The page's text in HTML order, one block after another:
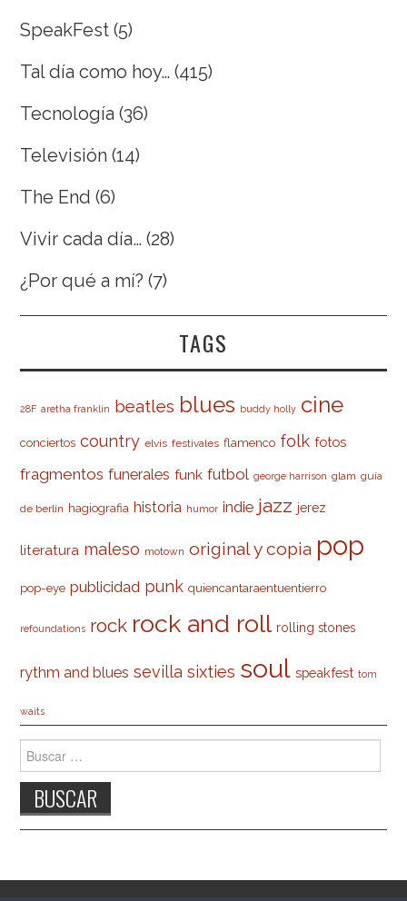
SpeakFest (5)
Tal día como hoy… (415)
Tecnología (36)
Televisión (14)
The End (6)
Vivir cada día… (28)
¿Por qué a mí? (7)
TAGS
28F aretha franklin beatles blues buddy holly cine
conciertos country elvis festivales flamenco folk fotos
fragmentos funerales funk futbol george harrison glam guía
de berlín hagiografia historia humor indie jazz jerez
literatura maleso motown original y copia pop
pop-eye publicidad punk quiencantaraentuentierro
refoundations rock rock and roll rolling stones
rythm and blues sevilla sixties soul speakfest tom
waits
Buscar: